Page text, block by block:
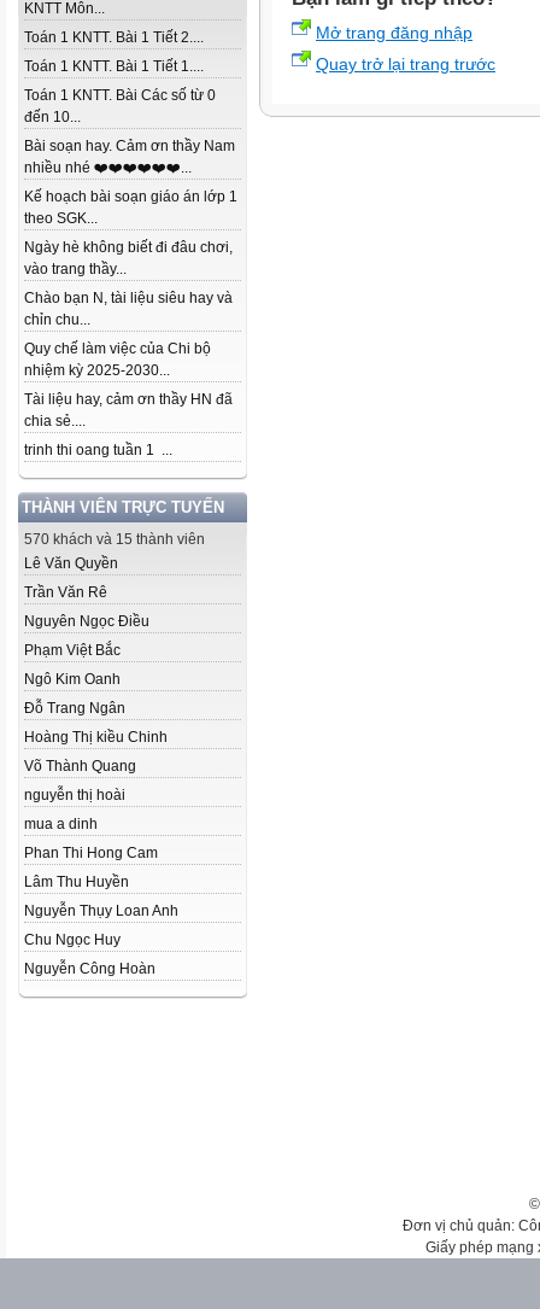
KNTT Môn...
Toán 1 KNTT. Bài 1 Tiết 2....
Toán 1 KNTT. Bài 1 Tiết 1....
Toán 1 KNTT. Bài Các số từ 0
đến 10...
Bài soạn hay. Cảm ơn thầy Nam
nhiều nhé ❤️❤️❤️❤️❤️❤️...
Kế hoạch bài soạn giáo án lớp 1
theo SGK...
Ngày hè không biết đi đâu chơi,
vào trang thầy...
Chào bạn N, tài liệu siêu hay và
chỉn chu...
Quy chế làm việc của Chi bộ
nhiệm kỳ 2025-2030...
Tài liệu hay, cảm ơn thầy HN đã
chia sẻ....
trinh thi oang tuần 1 ...
THÀNH VIÊN TRỰC TUYẾN
570 khách và 15 thành viên
Lê Văn Quyền
Trần Văn Rê
Nguyên Ngọc Điều
Phạm Việt Bắc
Ngô Kim Oanh
Đỗ Trang Ngân
Hoàng Thị kiều Chinh
Võ Thành Quang
nguyễn thị hoài
mua a dinh
Phan Thi Hong Cam
Lâm Thu Huyền
Nguyễn Thụy Loan Anh
Chu Ngọc Huy
Nguyễn Công Hoàn
Mở trang đăng nhập
Quay trở lại trang trước
Đơn vị chủ quản:
Giấy phép mạng